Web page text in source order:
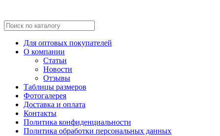
Для оптовых покупателей
О компании
Статьи
Новости
Отзывы
Таблицы размеров
Фотогалерея
Доставка и оплата
Контакты
Политика конфиденциальности
Политика обработки персональных данных